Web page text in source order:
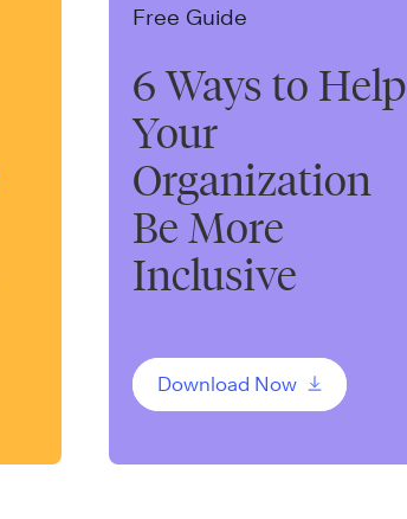
Free Guide
6 Ways to Help
Your
Organization
Be More
Inclusive
Download Now